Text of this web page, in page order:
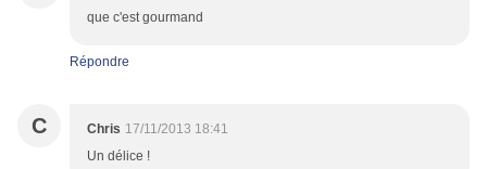
que c'est gourmand
Répondre
C Chris 17/11/2013 18:41
Un délice !